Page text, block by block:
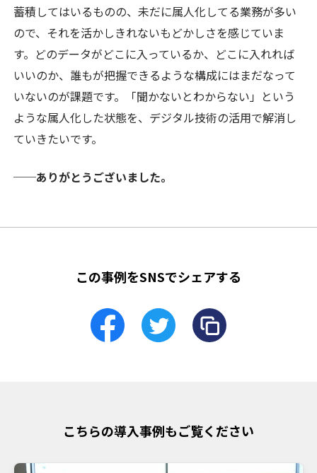
蓄積してはいるものの、未だに属人化してる業務が多い
ので、それを活かしきれないもどかしさを感じていま
す。どのデータがどこに入っているか、どこに入れれば
いいのか、誰もが把握できるような構成にはまだなって
いないのが課題です。「聞かないとわからない」という
ような属人化した状態を、デジタル技術の活用で解消し
ていきたいです。
──ありがとうございました。
この事例をSNSでシェアする
こちらの導入事例もご覧ください